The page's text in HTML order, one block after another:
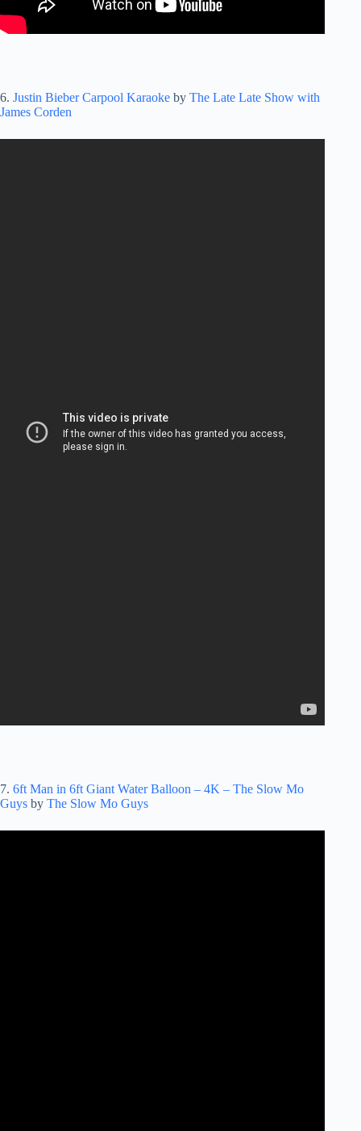
6. Justin Bieber Carpool Karaoke by The Late Late Show with
James Corden
7. 6ft Man in 6ft Giant Water Balloon – 4K – The Slow Mo
Guys by The Slow Mo Guys